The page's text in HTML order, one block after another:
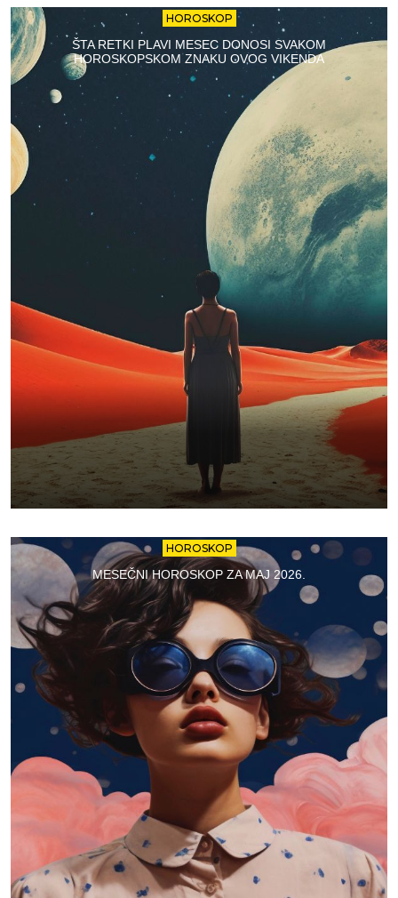
HOROSKOP
ŠTA RETKI PLAVI MESEC DONOSI SVAKOM
HOROSKOPSKOM ZNAKU OVOG VIKENDA
HOROSKOP
MESEČNI HOROSKOP ZA MAJ 2026.